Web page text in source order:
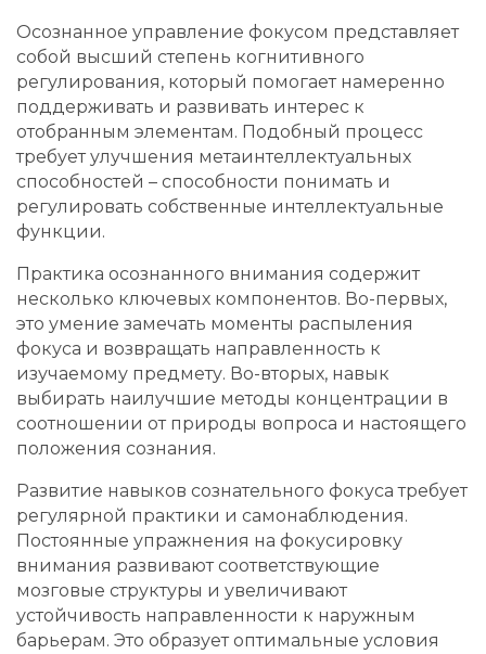
Осознанное управление фокусом представляет
собой высший степень когнитивного
регулирования, который помогает намеренно
поддерживать и развивать интерес к
отобранным элементам. Подобный процесс
требует улучшения метаинтеллектуальных
способностей – способности понимать и
регулировать собственные интеллектуальные
функции.
Практика осознанного внимания содержит
несколько ключевых компонентов. Во-первых,
это умение замечать моменты распыления
фокуса и возвращать направленность к
изучаемому предмету. Во-вторых, навык
выбирать наилучшие методы концентрации в
соотношении от природы вопроса и настоящего
положения сознания.
Развитие навыков сознательного фокуса требует
регулярной практики и самонаблюдения.
Постоянные упражнения на фокусировку
внимания развивают соответствующие
мозговые структуры и увеличивают
устойчивость направленности к наружным
барьерам. Это образует оптимальные условия